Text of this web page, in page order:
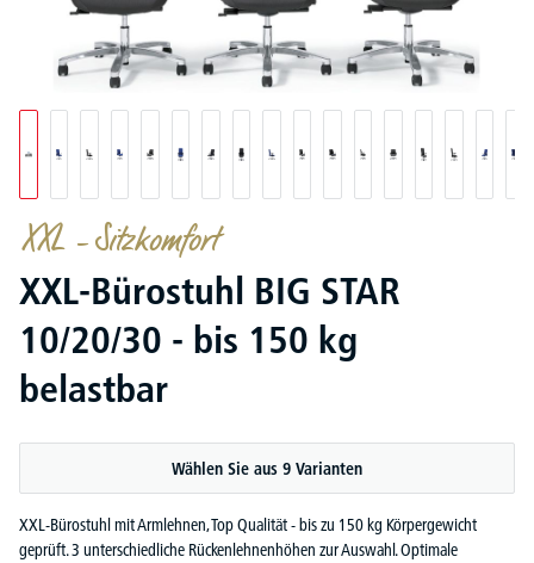
XXL – Sitzkomfort
XXL-Bürostuhl BIG STAR
10/20/30 - bis 150 kg
belastbar
Wählen Sie aus 9 Varianten
XXL-Bürostuhl mit Armlehnen, Top Qualität - bis zu 150 kg Körpergewicht
geprüft. 3 unterschiedliche Rückenlehnenhöhen zur Auswahl. Optimale